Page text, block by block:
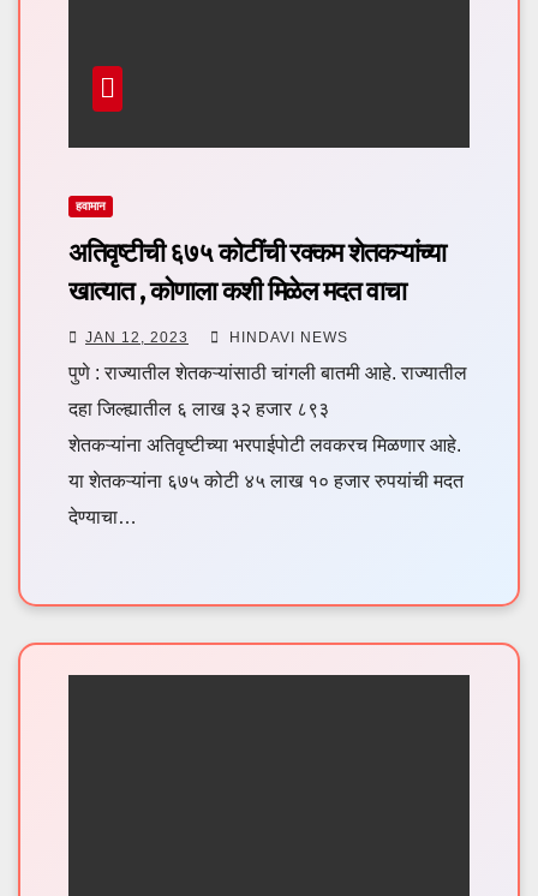
हवामान
अतिवृष्टीची ६७५ कोटींची रक्कम शेतकऱ्यांच्या
खात्यात , कोणाला कशी मिळेल मदत वाचा
JAN 12, 2023 HINDAVI NEWS
पुणे : राज्यातील शेतकऱ्यांसाठी चांगली बातमी आहे. राज्यातील
दहा जिल्ह्यातील ६ लाख ३२ हजार ८९३
शेतकऱ्यांना अतिवृष्टीच्या भरपाईपोटी लवकरच मिळणार आहे.
या शेतकऱ्यांना ६७५ कोटी ४५ लाख १० हजार रुपयांची मदत
देण्याचा…